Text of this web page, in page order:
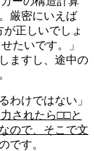
厳密にいえば
正しいでしょ
たいです。」
ますし、途中の
わけではない」
されたら□□と
ので、そこで文
です。